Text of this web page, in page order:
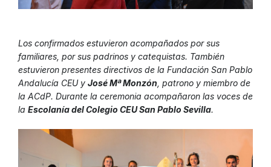
Los confirmados estuvieron acompañados por sus
familiares, por sus padrinos y catequistas. También
estuvieron presentes directivos de la Fundación San Pablo
Andalucía CEU y José Mª Monzón , patrono y miembro de
la ACdP. Durante la ceremonia acompañaron las voces de
la Escolanía del Colegio CEU San Pablo Sevilla.